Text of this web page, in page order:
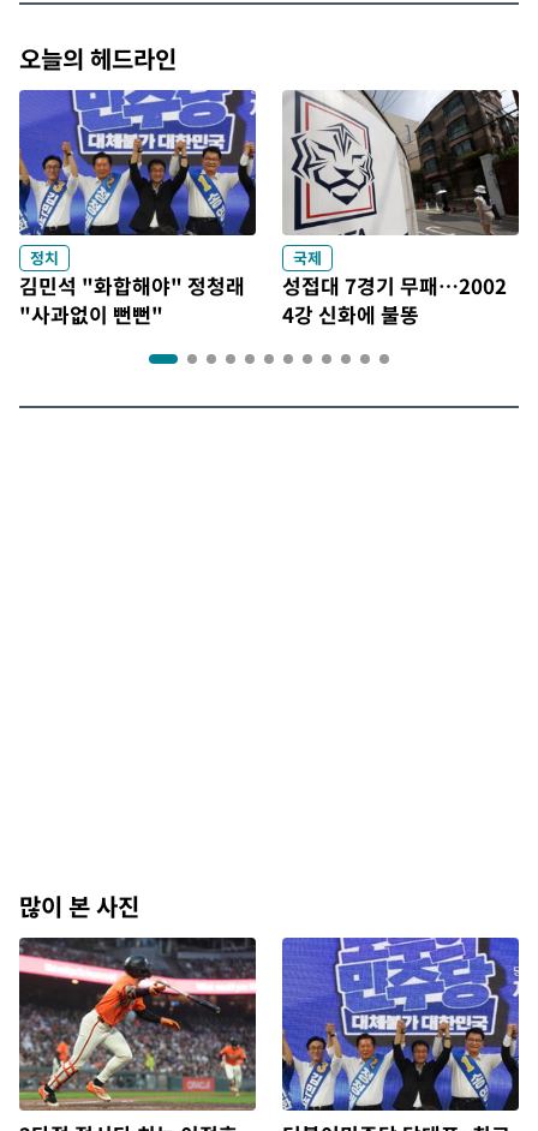
오늘의 헤드라인
정치
김민석 "화합해야" 정청래
"사과없이 뻔뻔"
국제
성접대 7경기 무패…2002
4강 신화에 불똥
많이 본 사진